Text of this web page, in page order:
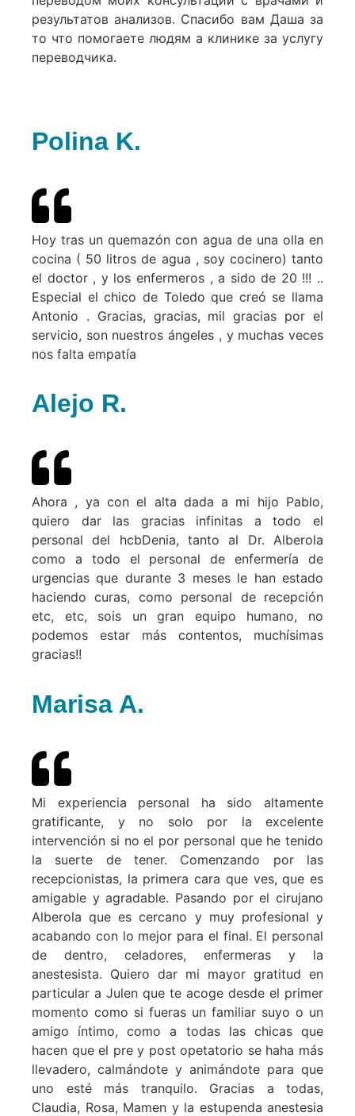
результатов анализов. Спасибо вам Даша за
то что помогаете людям а клинике за услугу
переводчика.
Polina K.
Hoy tras un quemazón con agua de una olla en
cocina ( 50 litros de agua , soy cocinero) tanto
el doctor , y los enfermeros , a sido de 20 !!! ..
Especial el chico de Toledo que creó se llama
Antonio . Gracias, gracias, mil gracias por el
servicio, son nuestros ángeles , y muchas veces
nos falta empatía
Alejo R.
Ahora , ya con el alta dada a mi hijo Pablo,
quiero dar las gracias infinitas a todo el
personal del hcbDenia, tanto al Dr. Alberola
como a todo el personal de enfermería de
urgencias que durante 3 meses le han estado
haciendo curas, como personal de recepción
etc, etc, sois un gran equipo humano, no
podemos estar más contentos, muchísimas
gracias!!
Marisa A.
Mi experiencia personal ha sido altamente
gratificante, y no solo por la excelente
intervención si no el por personal que he tenido
la suerte de tener. Comenzando por las
recepcionistas, la primera cara que ves, que es
amigable y agradable. Pasando por el cirujano
Alberola que es cercano y muy profesional y
acabando con lo mejor para el final. El personal
de dentro, celadores, enfermeras y la
anestesista. Quiero dar mi mayor gratitud en
particular a Julen que te acoge desde el primer
momento como si fueras un familiar suyo o un
amigo íntimo, como a todas las chicas que
hacen que el pre y post opetatorio se haha más
llevadero, calmándote y animándote para que
uno esté más tranquilo. Gracias a todas,
Claudia, Rosa, Mamen y la estupenda anestesia